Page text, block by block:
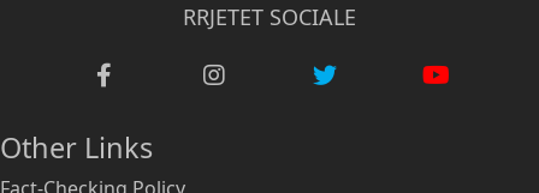
RRJETET SOCIALE
Other Links
Fact-Checking Policy